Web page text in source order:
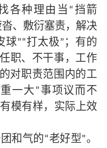
各种理由当 “挡箭
、敷衍塞责，解决
球”“打太极”；有的
职、不干事，工作
对职责范围内的工
一大”事项议而不
模有样，实际上效
和气的“老好型”。